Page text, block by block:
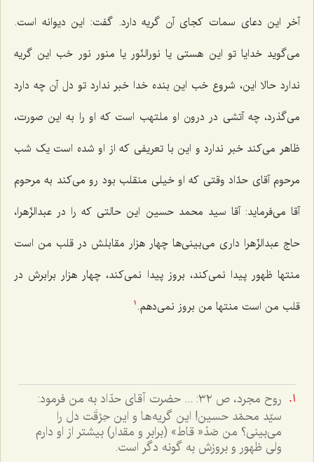
آخر این دعای سمات کجای آن گریه دارد. گفت: این دیوانه است.
می‌گوید خدایا تو این هستی یا نورالنّور یا منور نور خب این گریه
ندارد حالا این، شروع خب این بنده خدا خبر ندارد تو دل‌ آن چه دارد
می‌گذرد، چه آتشی در درون او ملتهب است که او را به این صورت،
ظاهر می‌کند خبر ندارد و این با تعریفی که از او شده است یک شب
مرحوم آقای حدّاد وقتی که او خیلی منقلب بود رو می‌کند به مرحوم
آقا می‌فرماید: آقا سید محمد حسین این حالتی که را در عبدالزّهرا،
حاج عبدالزّهرا داری می‌بینی‌ها چهار هزار مقابلش در قلب من است
منتها ظهور پیدا نمی‌کند، بروز پیدا نمی‌کند، چهار هزار برابرش در
قلب من است منتها من بروز نمی‌دهم. 1
روح مجرد، ص ٣٢: ... حضرت آقاى حدّاد به من فرمود:
سيّد محمّد حسين! اين گريه‌ها و اين حِرْقَت دل را
مى‌بينى؟ من صَدْ« قاط» (برابر و مقدار) بيشتر از او دارم
ولى ظهور و بروزش به گونه دگر است.